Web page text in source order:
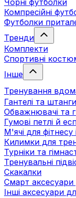
Чорні футболки
Компресійні
Футболки
Тренди
Комплекти
Спортивні
Інше
Тренування
Гантелі та штанги
Обважнювачі та
Гумові петлі й
М'ячі для
Килимки для
Турніки та
Тренувальні
Скакалки
Смарт аксесуари
Інші аксесуари